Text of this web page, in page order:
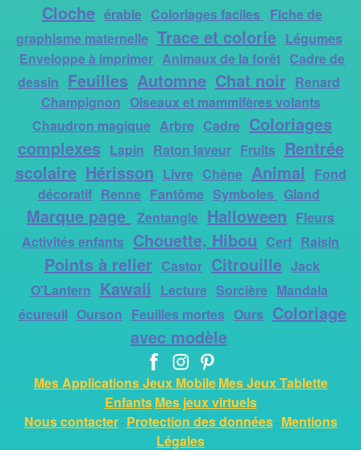
Cloche érable Coloriages faciles
Fiche de
graphisme maternelle Trace et colorie Légumes
Enveloppe à imprimer Animaux de la forêt Cadre de
dessin Feuilles Automne Chat noir Renard
Champignon Oiseaux et mammifères volants
Chaudron magique Arbre Cadre Coloriages
complexes Lapin Raton laveur Fruits Rentrée
scolaire Hérisson Livre Chêne Animal
Fond
décoratif Renne Fantôme Symboles Gland
Marque page Zentangle Halloween Fleurs
Activités enfants Chouette, Hibou Cerf Raisin
Points à relier Castor Citrouille Jack
O'Lantern Kawaii Lecture Sorcière Mandala
écureuil Ourson Feuilles mortes Ours Coloriage
avec modèle
Mes Applications Jeux MobileMes Jeux Tablette
EnfantsMes jeux virtuels
Nous contacter- Protection des données- Mentions
Légales